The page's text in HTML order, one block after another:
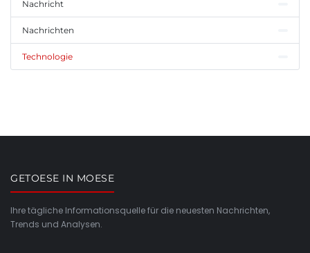
Nachricht
Nachrichten
Technologie
GETOESE IN MOESE
Ihre tägliche Informationsquelle für die neuesten Nachrichten,
Trends und Analysen.